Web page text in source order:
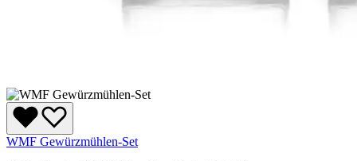
WMF Gewürzmühlen-Set